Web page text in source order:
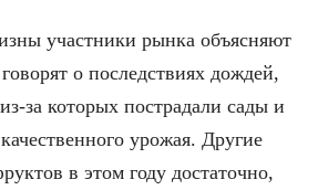
участники рынка объясняют
о последствиях дождей,
за которых пострадали сады и
урожая. Другие
в этом году достаточно,